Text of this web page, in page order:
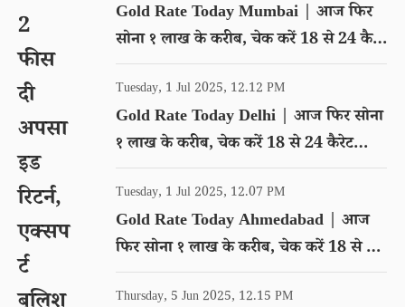
2
फीस
दी
अपसा
इड
रिटर्न,
एक्सप
र्ट
Gold Rate Today Mumbai | आज फिर
सोना १ लाख के करीब, चेक करें 18 से 24 कैरेट
गोल्ड का रेट
Tuesday, 1 Jul 2025, 12.12 PM
Gold Rate Today Delhi | आज फिर सोना
१ लाख के करीब, चेक करें 18 से 24 कैरेट
गोल्ड का रेट
Tuesday, 1 Jul 2025, 12.07 PM
Gold Rate Today Ahmedabad | आज
फिर सोना १ लाख के करीब, चेक करें 18 से 24
कैरेट गोल्ड का रेट
Thursday, 5 Jun 2025, 12.15 PM